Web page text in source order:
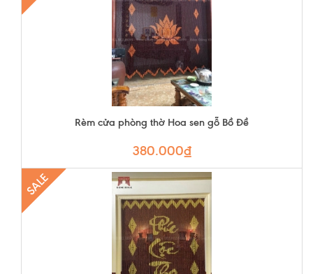
Rèm cửa phòng thờ Hoa sen gỗ Bồ Đề
380.000₫
SALE